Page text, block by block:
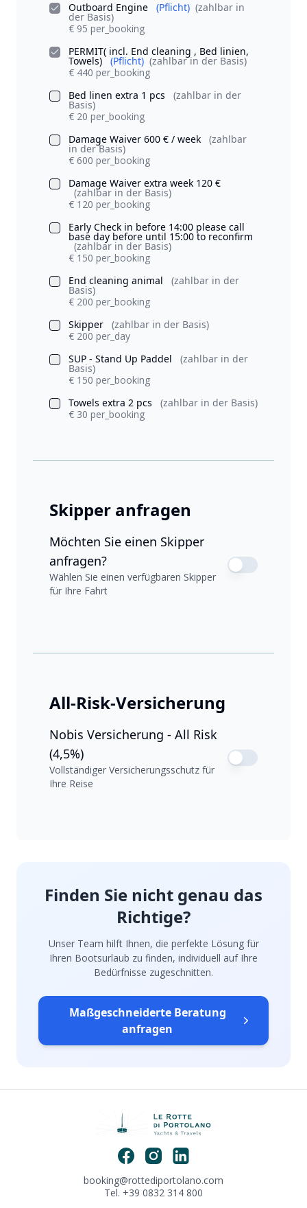
Outboard Engine (Pflicht) (zahlbar in
der Basis)
€ 95 per_booking
PERMIT( incl. End cleaning , Bed linien,
Towels) (Pflicht) (zahlbar in der Basis)
€ 440 per_booking
Bed linen extra 1 pcs
(zahlbar in der
Basis)
€ 20 per_booking
Damage Waiver 600 € / week
(zahlbar
in der Basis)
€ 600 per_booking
Damage Waiver extra week 120 €
(zahlbar in der Basis)
€ 120 per_booking
Early Check in before 14:00 please call
base day before until 15:00 to reconfirm
(zahlbar in der Basis)
€ 150 per_booking
End cleaning animal
(zahlbar in der
Basis)
€ 200 per_booking
Skipper
(zahlbar in der Basis)
€ 200 per_day
SUP - Stand Up Paddel
(zahlbar in der
Basis)
€ 150 per_booking
Towels extra 2 pcs
(zahlbar in der Basis)
€ 30 per_booking
Skipper anfragen
Möchten Sie einen Skipper
anfragen?
Wählen Sie einen verfügbaren Skipper
für Ihre Fahrt
All-Risk-Versicherung
Nobis Versicherung - All Risk
(4,5%)
Vollständiger Versicherungsschutz für
Ihre Reise
Finden Sie nicht genau das
Richtige?
Unser Team hilft Ihnen, die perfekte Lösung für
Ihren Bootsurlaub zu finden, individuell auf Ihre
Bedürfnisse zugeschnitten.
Maßgeschneiderte Beratung
anfragen
booking@rottediportolano.com
Tel. +39 0832 314 800